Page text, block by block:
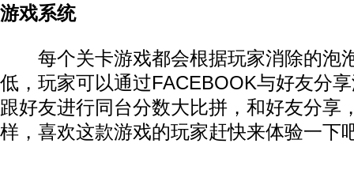
游戏系统
每个关卡游戏都会根据玩家消除的泡
低，玩家可以通过FACEBOOK与好友分
跟好友进行同台分数大比拼，和好友分享
样，喜欢这款游戏的玩家赶快来体验一下